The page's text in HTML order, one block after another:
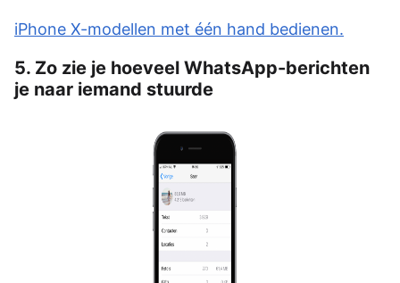
iPhone X-modellen met één hand bedienen.
5. Zo zie je hoeveel WhatsApp-berichten
je naar iemand stuurde